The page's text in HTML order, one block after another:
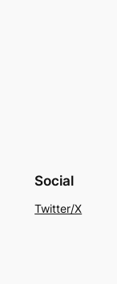
Social
Twitter/X